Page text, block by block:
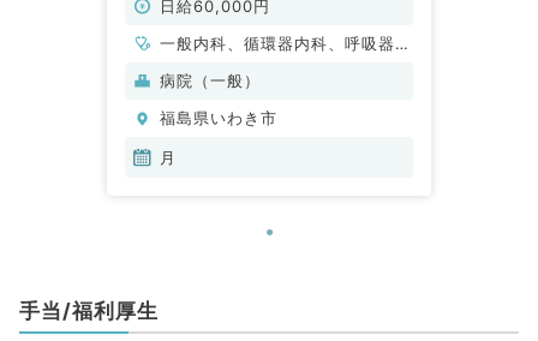
日給60,000円
一般内科、循環器内科、呼吸器内
科、消化器内科、内分泌・代謝内
病院（一般）
福島県いわき市
月
手当/福利厚生